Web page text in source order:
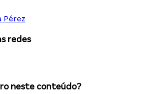
Pérez
redes
neste conteúdo?